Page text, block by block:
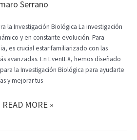
REDES
EN
EVENTEX
Serrano
la Investigación Biológica La investigación
y en constante evolución. Para
es crucial estar familiarizado con las
avanzadas. En EventEX, hemos diseñado
la Investigación Biológica para ayudarte
y mejorar tus
CURSOS
READ MORE »